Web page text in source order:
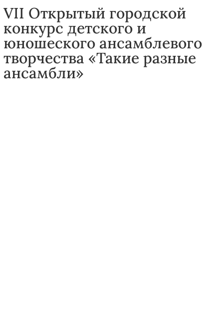
VII Открытый городской
конкурс детского и
юношеского ансамблевого
творчества «Такие разные
ансамбли»